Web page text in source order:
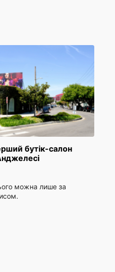
бутік-салон
можна лише за